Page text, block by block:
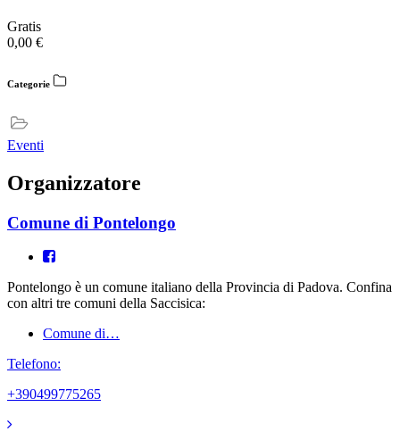
Gratis
0,00 €
Categorie
Eventi
Organizzatore
Comune di Pontelongo
Pontelongo è un comune italiano della Provincia di Padova. Confina
con altri tre comuni della Saccisica:
Comune di…
Telefono:
+390499775265